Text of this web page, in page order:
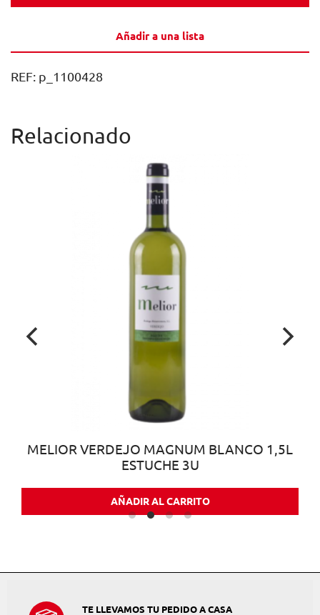
6U
Añadir a una lista
REF: p_1100428
Relacionado
MELIOR VERDEJO MAGNUM BLANCO 1,5L
ESTUCHE 3U
AÑADIR AL CARRITO
TE LLEVAMOS TU PEDIDO A CASA